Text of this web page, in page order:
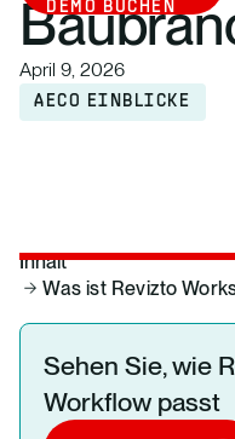
DEMO BUCHEN
April 9, 2026
AECO EINBLICKE
Inhalt
Was ist Revizto
Sehen Sie, wie
Workflow passt